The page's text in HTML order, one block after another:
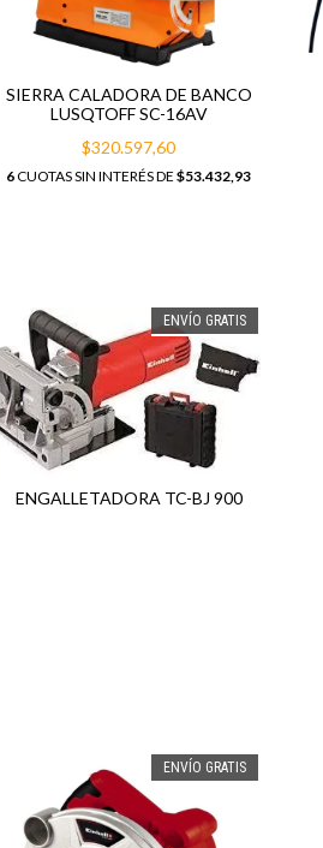
SIERRA CALADORA DE BANCO
LUSQTOFF SC-16AV
$320.597,60
6CUOTAS SIN INTERÉS DE$53.432,93
ENVÍO GRATIS
ENGALLETADORA TC-BJ 900
ENVÍO GRATIS